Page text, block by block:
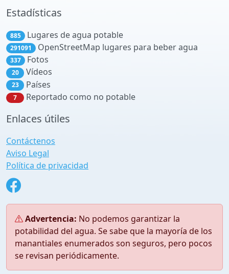
Estadísticas
885 Lugares de agua potable
291091 OpenStreetMap lugares para beber agua
337 Fotos
20 Vídeos
23 Países
7 Reportado como no potable
Enlaces útiles
Contáctenos
Aviso Legal
Política de privacidad
Advertencia: No podemos garantizar la
potabilidad del agua. Se sabe que la mayoría de los
manantiales enumerados son seguros, pero pocos
se revisan periódicamente.